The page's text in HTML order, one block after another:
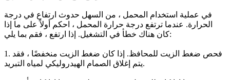
في عملية استخدام المحمل ، من السهل حدوث ارتفاع في درجة
الحرارة. عندما ترتفع درجة حرارة المحمل ، احكم أولاً على ما إذا
كان هناك خطأ في التشغيل. إذا ارتفع ، فقم بما يلي:
1. فحص ضغط الزيت للمحافظ. إذا كان ضغط الزيت منخفضًا ، فقد
يتم إغلاق الصمام الهيدروليكي لمياه التبريد.